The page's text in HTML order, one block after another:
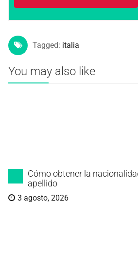
Tagged: italia
You may also like
Cómo obtener la
apellido
3 agosto, 2026